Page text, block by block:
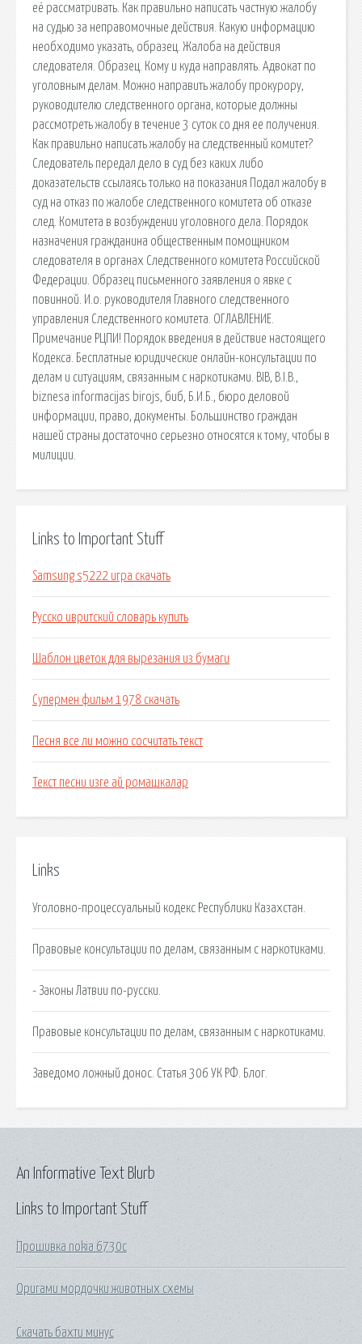
её рассматривать. Как правильно написать частную жалобу
на судью за неправомочные действия. Какую информацию
необходимо указать, образец. Жалоба на действия
следователя. Образец. Кому и куда направлять. Адвокат по
уголовным делам. Можно направить жалобу прокурору,
руководителю следственного органа, которые должны
рассмотреть жалобу в течение 3 суток со дня ее получения.
Как правильно написать жалобу на следственный комитет?
Следователь передал дело в суд без каких либо
доказательств ссылаясь только на показания Подал жалобу в
суд на отказ по жалобе следственного комитета об отказе
след. Комитета в возбуждении уголовного дела. Порядок
назначения гражданина общественным помощником
следователя в органах Следственного комитета Российской
Федерации. Образец письменного заявления о явке с
повинной. И.о. руководителя Главного следственного
управления Следственного комитета. ОГЛАВЛЕНИЕ.
Примечание РЦПИ! Порядок введения в действие настоящего
Кодекса. Бесплатные юридические онлайн-консультации по
делам и ситуациям, связанным с наркотиками. BIB, B.I.B.,
biznesa informacijas birojs, биб, Б.И.Б., бюро деловой
информации, право, документы. Большинство граждан
нашей страны достаточно серьезно относятся к тому, чтобы в
милиции.
Links to Important Stuff
Samsung s5222 игра скачать
Русско ивритский словарь купить
Шаблон цветок для вырезания из бумаги
Супермен фильм 1978 скачать
Песня все ли можно сосчитать текст
Текст песни изге ай ромашкалар
Links
Уголовно-процессуальный кодекс Республики Казахстан.
Правовые консультации по делам, связанным с наркотиками.
- Законы Латвии по-русски.
Правовые консультации по делам, связанным с наркотиками.
Заведомо ложный донос. Статья 306 УК РФ. Блог.
Links to Important Stuff
Прошивка nokia 6730c
Оригами мордочки животных схемы
Скачать бахти минус
An Informative Text Blurb